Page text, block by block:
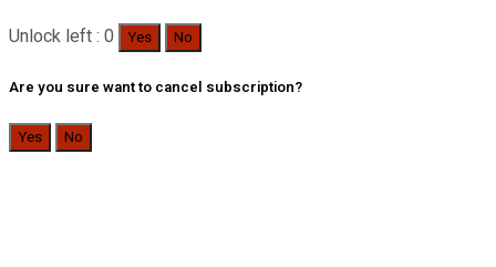
Unlock left : 0 Yes No
Are you sure want to cancel subscription?
Yes No